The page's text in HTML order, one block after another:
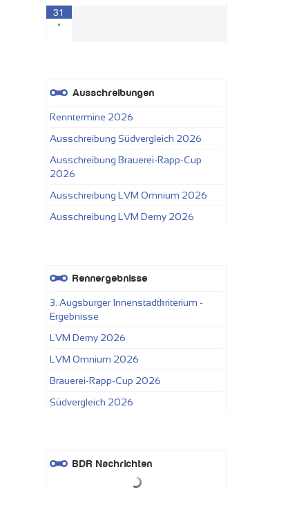
31
•
Ausschreibungen
Renntermine 2026
Ausschreibung Südvergleich 2026
Ausschreibung Brauerei-Rapp-Cup
2026
Ausschreibung LVM Omnium 2026
Ausschreibung LVM Derny 2026
Rennergebnisse
3. Augsburger Innenstadtkriterium -
Ergebnisse
LVM Derny 2026
LVM Omnium 2026
Brauerei-Rapp-Cup 2026
Südvergleich 2026
BDR Nachrichten